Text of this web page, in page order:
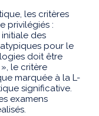
les critères
privilégiés :
des
atypiques pour le
doit être
le critère
marquée à la L-
significative.
examens